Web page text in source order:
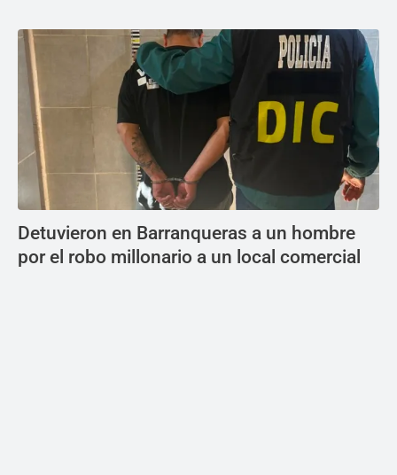
Detuvieron en Barranqueras a un hombre
por el robo millonario a un local comercial